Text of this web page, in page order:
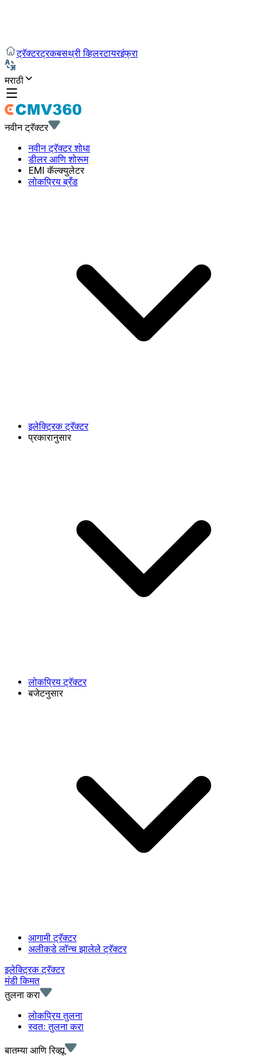
ट्रॅक्टरट्रकबसथ्री व्हिलरटायरइंफ्रा
मराठी
नवीन ट्रॅक्टर
नवीन ट्रॅक्टर शोधा
डीलर आणि शोरूम
EMI कॅल्क्युलेटर
लोकप्रिय ब्रँड
इलेक्ट्रिक ट्रॅक्टर
प्रकारानुसार
लोकप्रिय ट्रॅक्टर
बजेटनुसार
आगामी ट्रॅक्टर
अलीकडे लॉन्च झालेले ट्रॅक्टर
इलेक्ट्रिक ट्रॅक्टर
मंडी किमत
तुलना करा
लोकप्रिय तुलना
स्वतः तुलना करा
बातम्या आणि रिव्ह्यू